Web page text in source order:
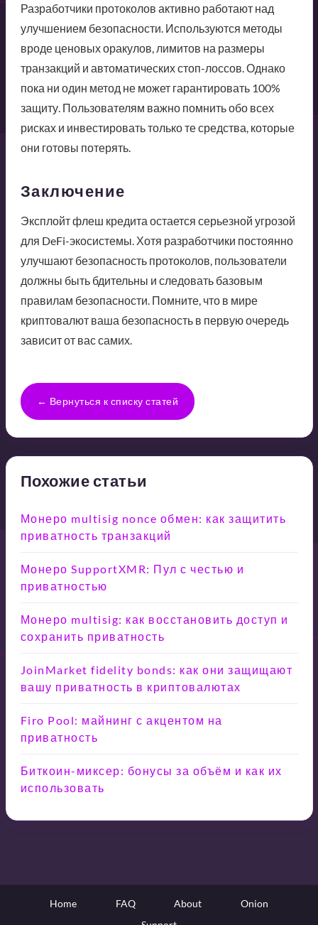
Разработчики протоколов активно работают над
улучшением безопасности. Используются методы
вроде ценовых оракулов, лимитов на размеры
транзакций и автоматических стоп-лоссов. Однако
пока ни один метод не может гарантировать 100%
защиту. Пользователям важно помнить обо всех
рисках и инвестировать только те средства, которые
они готовы потерять.
Заключение
Эксплойт флеш кредита остается серьезной угрозой
для DeFi-экосистемы. Хотя разработчики постоянно
улучшают безопасность протоколов, пользователи
должны быть бдительны и следовать базовым
правилам безопасности. Помните, что в мире
криптовалют ваша безопасность в первую очередь
зависит от вас самих.
← Вернуться к списку статей
Похожие статьи
Монеро multisig nonce обмен: как защитить
приватность транзакций
Монеро SupportXMR: Пул с честью и
приватностью
Монеро multisig: как восстановить доступ и
сохранить приватность
JoinMarket fidelity bonds: как они защищают
вашу приватность в криптовалютах
Firo Pool: майнинг с акцентом на
приватность
Биткоин-миксер: бонусы за объём и как их
использовать
Home FAQ About
Onion